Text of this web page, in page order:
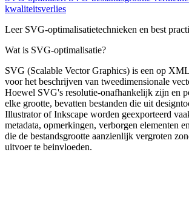
kwaliteitsverlies
Leer SVG-optimalisatietechnieken en best
Wat is SVG-optimalisatie?
SVG (Scalable Vector Graphics) is een op
voor het beschrijven van tweedimensionale
Hoewel SVG's resolutie-onafhankelijk zijn en
elke grootte, bevatten bestanden die uit
Illustrator of Inkscape worden geexporteerd
metadata, opmerkingen, verborgen elementen
die de bestandsgrootte aanzienlijk vergroten
uitvoer te beinvloeden.